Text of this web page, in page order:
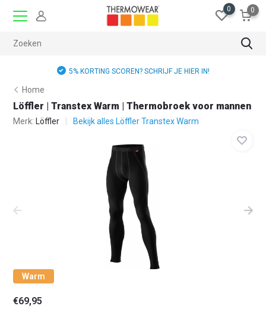
0 0
5% KORTING SCOREN? SCHRIJF JE HIER IN!
Home
Löffler | Transtex Warm | Thermobroek voor mannen
Merk: Löffler Bekijk alles Löffler Transtex Warm
Warm
€69,95